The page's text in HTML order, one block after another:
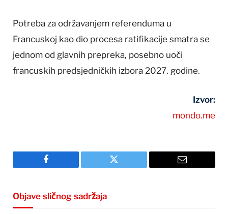
Potreba za održavanjem referenduma u
Francuskoj kao dio procesa ratifikacije smatra se
jednom od glavnih prepreka, posebno uoči
francuskih predsjedničkih izbora 2027. godine.
Izvor:
mondo.me
Facebook Twitter Email
Objave sličnog sadržaja